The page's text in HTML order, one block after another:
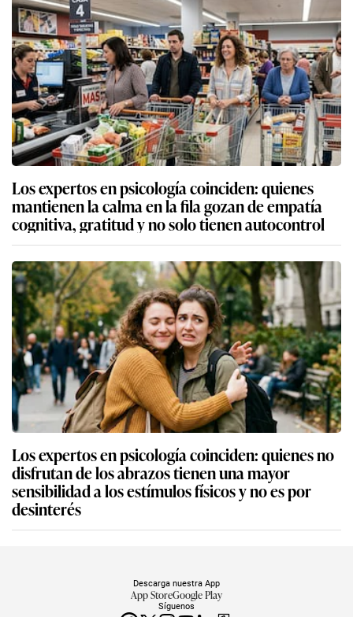
Los expertos en psicología coinciden: quienes
mantienen la calma en la fila gozan de empatía
cognitiva, gratitud y no solo tienen autocontrol
Los expertos en psicología coinciden: quienes no
disfrutan de los abrazos tienen una mayor
sensibilidad a los estímulos físicos y no es por
desinterés
Síguenos
Descarga nuestra App
App StoreGoogle Play